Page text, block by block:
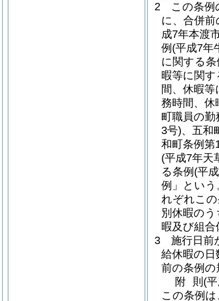
2
この条例
に、合併
成7年本渡
例 (平成7年
に関する条
暇等に関す
間、休暇
務時間、休
町職員の
3号)、五和
和町条例第
(平成7年天
る条例 (平
例」という
れぞれこ
別休暇の
暇及び組
3
施行日前
給休暇の
前の条例
附 則 (
この条例